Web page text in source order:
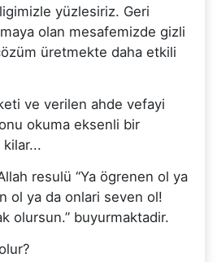
yüzlesiriz. Geri
olan mesafemizde gizli
üretmekte daha etkili
ve verilen ahde vefayi
okuma eksenli bir
resulü “Ya ögrenen ol ya
ol ya da onlari seven ol!
olursun.” buyurmaktadir.